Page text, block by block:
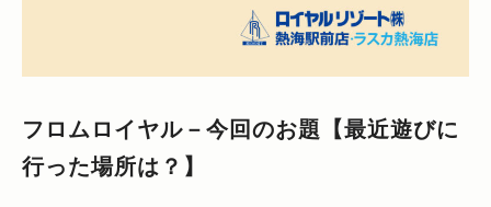
フロムロイヤル－今回のお題【最近遊びに
行った場所は？】